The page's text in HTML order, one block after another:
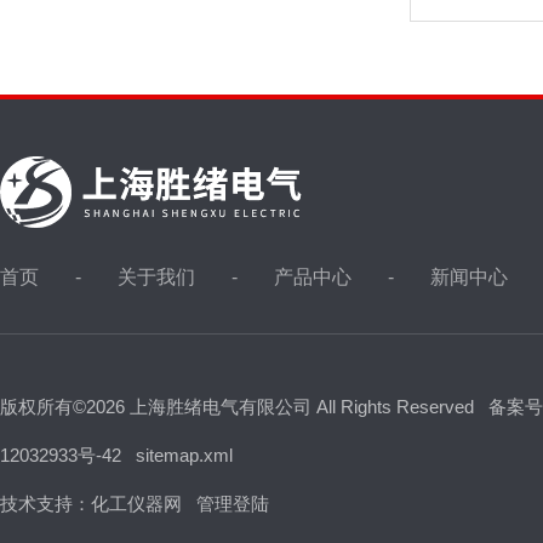
首页 关于我们 产品中心 新闻中心
版权所有©2026 上海胜绪电气有限公司 All Rights Reserved 备案
12032933号-42 sitemap.xml
技术支持： 化工仪器网 管理登陆